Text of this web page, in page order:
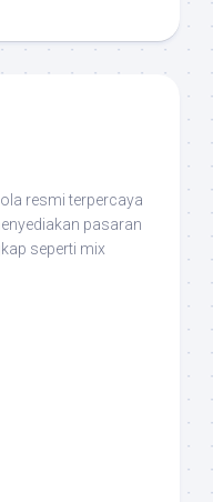
resmi terpercaya
pasaran
seperti mix